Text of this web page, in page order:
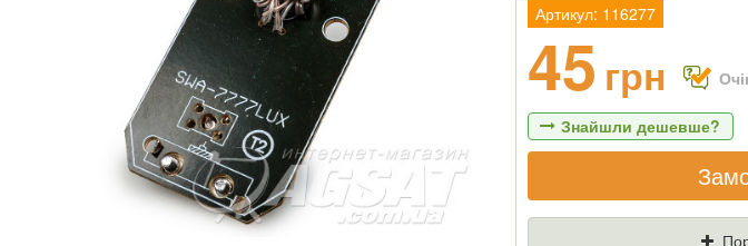
Артикул: 116277
45 грн
Знайшли дешевше?
Якщо Ви знайдете
знизимо ціну і